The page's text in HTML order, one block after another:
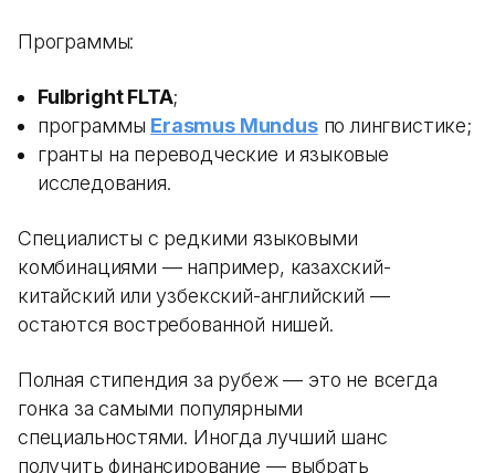
Программы:
Fulbright FLTA;
программы Erasmus Mundusпо лингвистике;
гранты на переводческие и языковые
исследования.
Специалисты с редкими языковыми
комбинациями — например, казахский-
китайский или узбекский-английский —
остаются востребованной нишей.
Полная стипендия за рубеж — это не всегда
гонка за самыми популярными
специальностями. Иногда лучший шанс
получить финансирование — выбрать